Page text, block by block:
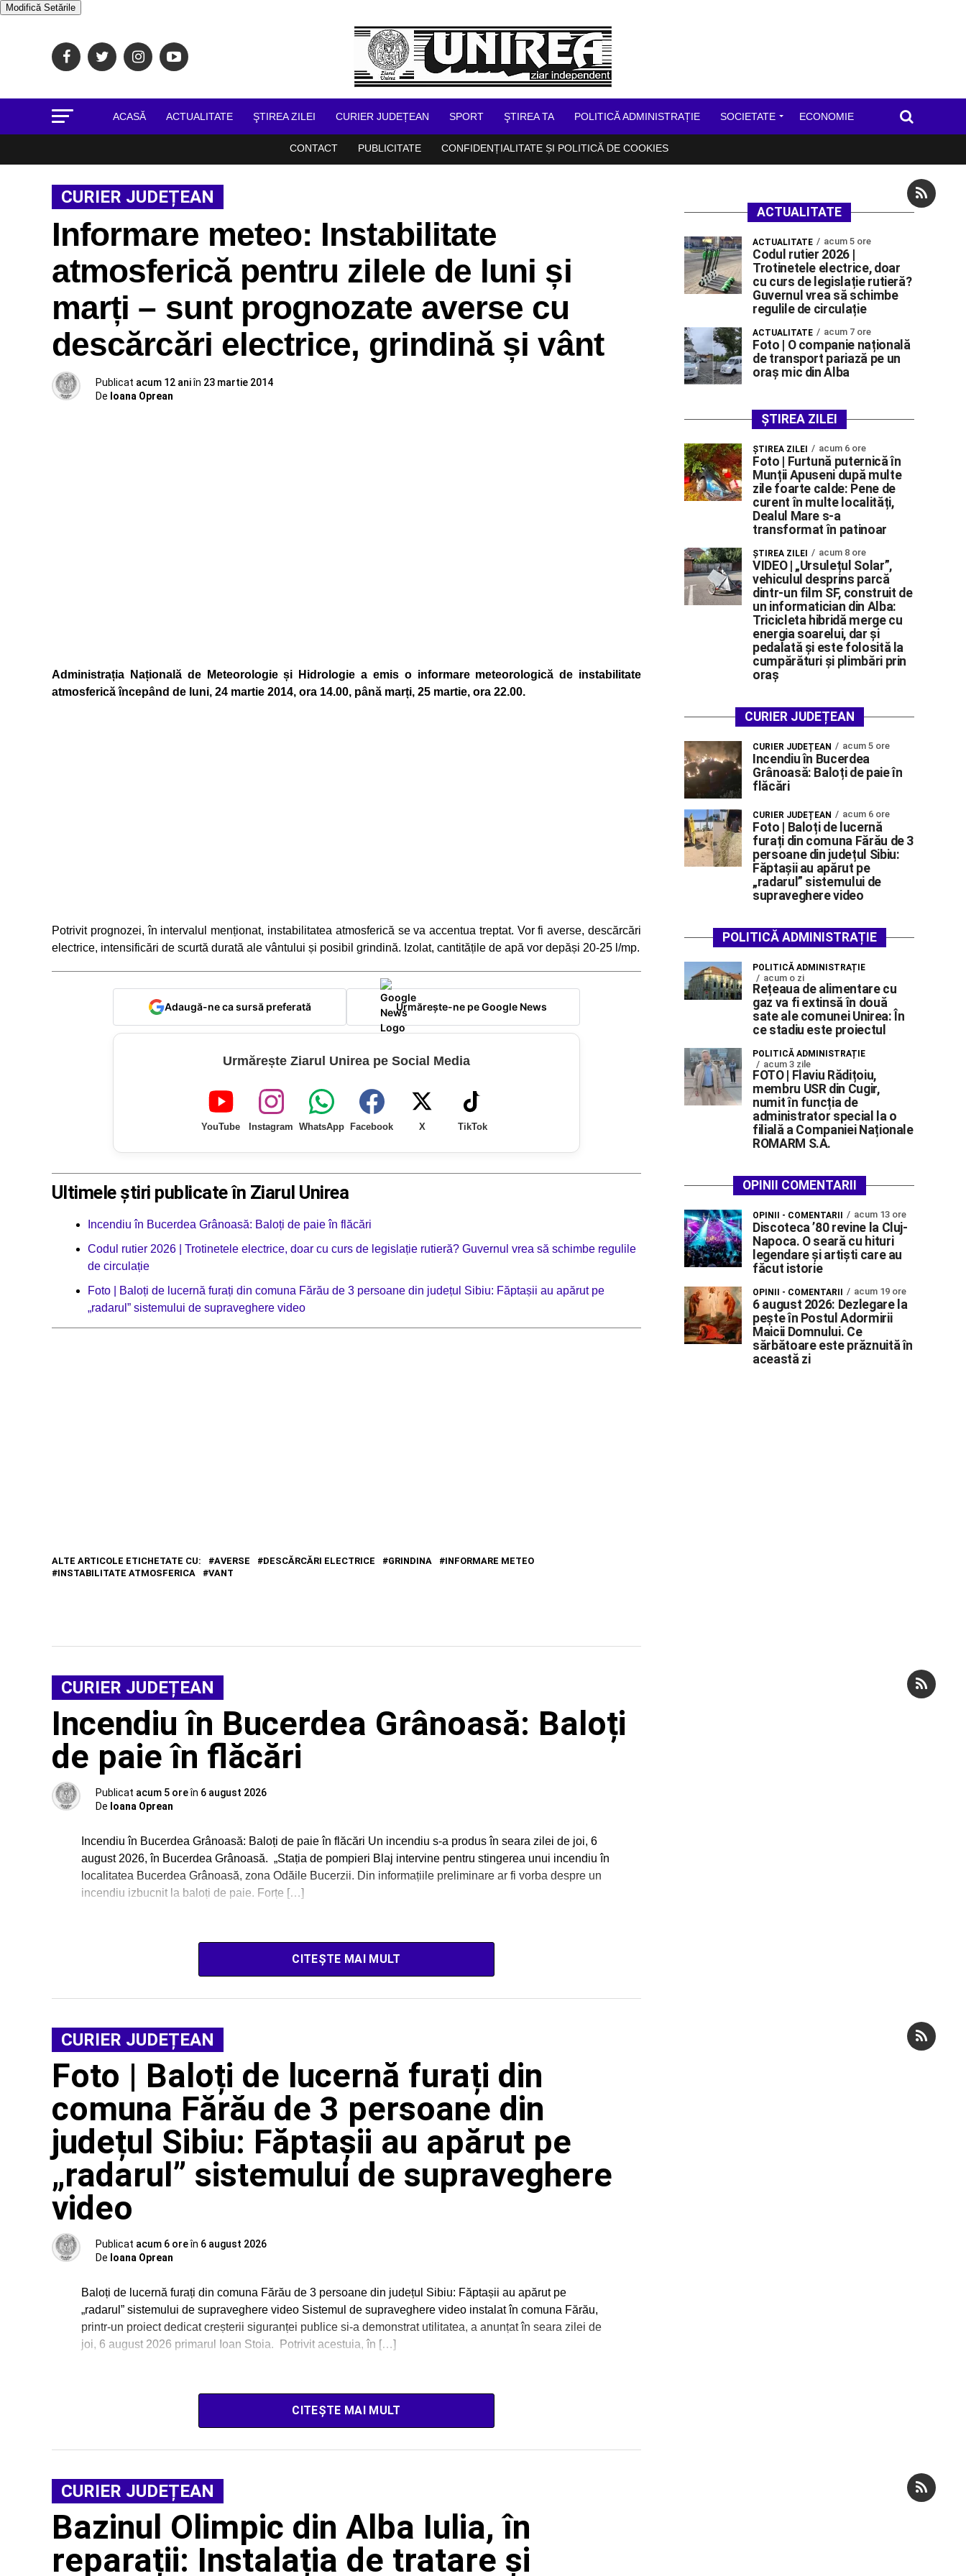
Modifică Setările
ACASĂ ACTUALITATE ŞTIREA ZILEI CURIER JUDEȚEAN SPORT ŞTIREA TA POLITICĂ ADMINISTRAȚIE SOCIETATE ECONOMIE
CONTACT PUBLICITATE CONFIDENȚIALITATE ȘI POLITICĂ DE COOKIES
CURIER JUDEȚEAN
Informare meteo: Instabilitate
atmosferică pentru zilele de luni și
marți – sunt prognozate averse cu
descărcări electrice, grindină și vânt
Publicat acum 12 aniîn 23 martie 2014
De Ioana Oprean
Administrația Națională de Meteorologie și Hidrologie a emis o informare meteorologică de instabilitate
atmosferică începând de luni, 24 martie 2014, ora 14.00, până marți, 25 martie, ora 22.00.
Potrivit prognozei, în intervalul menționat, instabilitatea atmosferică se va accentua treptat. Vor fi averse, descărcări
electrice, intensificări de scurtă durată ale vântului și posibil grindină. Izolat, cantitățile de apă vor depăși 20-25 l/mp.
Adaugă-ne ca sursă preferată Urmărește-ne pe Google News
Urmărește Ziarul Unirea pe Social Media
YouTube Instagram WhatsApp Facebook X TikTok
Ultimele știri publicate în Ziarul Unirea
Incendiu în Bucerdea Grânoasă: Baloți de paie în flăcări
Codul rutier 2026 | Trotinetele electrice, doar cu curs de legislație rutieră? Guvernul vrea să schimbe regulile
de circulație
Foto | Baloți de lucernă furați din comuna Fărău de 3 persoane din județul Sibiu: Făptașii au apărut pe
„radarul” sistemului de supraveghere video
ALTE ARTICOLE ETICHETATE CU: AVERSE DESCĂRCĂRI ELECTRICE GRINDINA
INFORMARE METEO
INSTABILITATE ATMOSFERICA
VANT
CURIER JUDEȚEAN
Incendiu în Bucerdea Grânoasă: Baloți
de paie în flăcări
Publicat acum 5 oreîn 6 august 2026
De Ioana Oprean
Incendiu în Bucerdea Grânoasă: Baloți de paie în flăcări Un incendiu s-a produs în seara zilei de joi, 6
august 2026, în Bucerdea Grânoasă. „Stația de pompieri Blaj intervine pentru stingerea unui incendiu în
localitatea Bucerdea Grânoasă, zona Odăile Bucerzii. Din informațiile preliminare ar fi vorba despre un
incendiu izbucnit la baloți de paie. Forțe […]
CITEȘTE MAI MULT
CURIER JUDEȚEAN
Foto | Baloți de lucernă furați din
comuna Fărău de 3 persoane din
județul Sibiu: Făptașii au apărut pe
„radarul” sistemului de supraveghere
video
Publicat acum 6 oreîn 6 august 2026
De Ioana Oprean
Baloți de lucernă furați din comuna Fărău de 3 persoane din județul Sibiu: Făptașii au apărut pe
„radarul” sistemului de supraveghere video Sistemul de supraveghere video instalat în comuna Fărău,
printr-un proiect dedicat creșterii siguranței publice si-a demonstrat utilitatea, a anunțat în seara zilei de
joi, 6 august 2026 primarul Ioan Stoia. Potrivit acestuia, în […]
CITEȘTE MAI MULT
CURIER JUDEȚEAN
Bazinul Olimpic din Alba Iulia, în
reparații: Instalația de tratare și
ACTUALITATE
ACTUALITATE acum 5 ore
Codul rutier 2026 |
Trotinetele electrice, doar
cu curs de legislație rutieră?
Guvernul vrea să schimbe
regulile de circulație
ACTUALITATE acum 7 ore
Foto | O companie națională
de transport pariază pe un
oraș mic din Alba
ȘTIREA ZILEI
ŞTIREA ZILEI acum 6 ore
Foto | Furtună puternică în
Munții Apuseni după multe
zile foarte calde: Pene de
curent în multe localități,
Dealul Mare s-a
transformat în patinoar
ŞTIREA ZILEI acum 8 ore
VIDEO | „Ursulețul Solar”,
vehiculul desprins parcă
dintr-un film SF, construit de
un informatician din Alba:
Tricicleta hibridă merge cu
energia soarelui, dar și
pedalată și este folosită la
cumpărături și plimbări prin
oraș
CURIER JUDEȚEAN
CURIER JUDEȚEAN acum 5 ore
Incendiu în Bucerdea
Grânoasă: Baloți de paie în
flăcări
CURIER JUDEȚEAN acum 6 ore
Foto | Baloți de lucernă
furați din comuna Fărău de 3
persoane din județul Sibiu:
Făptașii au apărut pe
„radarul” sistemului de
supraveghere video
POLITICĂ ADMINISTRAȚIE
POLITICĂ ADMINISTRAȚIE
acum o zi
Rețeaua de alimentare cu
gaz va fi extinsă în două
sate ale comunei Unirea: În
ce stadiu este proiectul
POLITICĂ ADMINISTRAȚIE
acum 3 zile
FOTO | Flaviu Rădițoiu,
membru USR din Cugir,
numit în funcția de
administrator special la o
filială a Companiei Naționale
ROMARM S.A.
OPINII COMENTARII
OPINII - COMENTARII acum 13 ore
Discoteca ’80 revine la Cluj-
Napoca. O seară cu hituri
legendare și artiști care au
făcut istorie
OPINII - COMENTARII acum 19 ore
6 august 2026: Dezlegare la
pește în Postul Adormirii
Maicii Domnului. Ce
sărbătoare este prăznuită în
această zi